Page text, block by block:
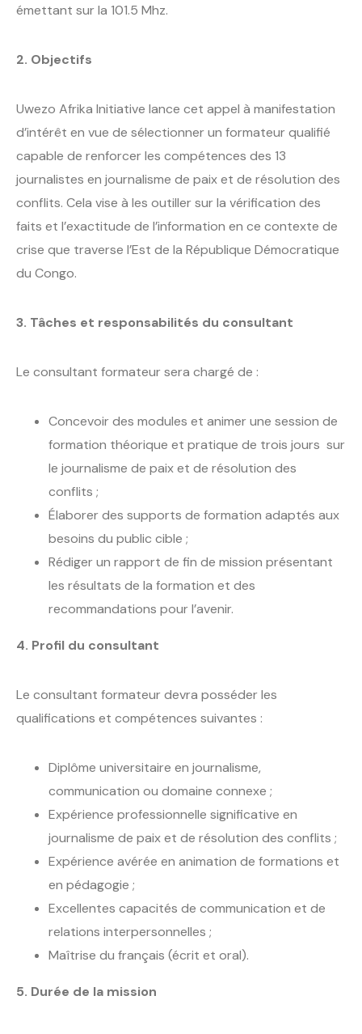
émettant sur la 101.5 Mhz.
2. Objectifs
Uwezo Afrika Initiative lance cet appel à manifestation
d’intérêt en vue de sélectionner un formateur qualifié
capable de renforcer les compétences des 13
journalistes en journalisme de paix et de résolution des
conflits. Cela vise à les outiller sur la vérification des
faits et l’exactitude de l’information en ce contexte de
crise que traverse l’Est de la République Démocratique
du Congo.
3. Tâches et responsabilités du consultant
Le consultant formateur sera chargé de :
Concevoir des modules et animer une session de
formation théorique et pratique de trois jours sur
le journalisme de paix et de résolution des
conflits ;
Élaborer des supports de formation adaptés aux
besoins du public cible ;
Rédiger un rapport de fin de mission présentant
les résultats de la formation et des
recommandations pour l’avenir.
4. Profil du consultant
Le consultant formateur devra posséder les
qualifications et compétences suivantes :
Diplôme universitaire en journalisme,
communication ou domaine connexe ;
Expérience professionnelle significative en
journalisme de paix et de résolution des conflits ;
Expérience avérée en animation de formations et
en pédagogie ;
Excellentes capacités de communication et de
relations interpersonnelles ;
Maîtrise du français (écrit et oral).
5. Durée de la mission